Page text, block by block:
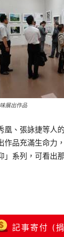
展出作品
、張詠捷等人
品充滿生命力
系列，可看出
記事寄付 (